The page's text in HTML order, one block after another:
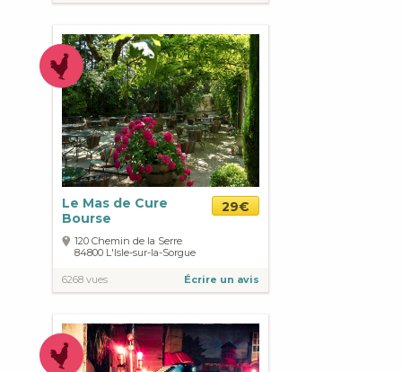
Le Mas de Cure
Bourse
29€
120 Chemin de la Serre
84800 L'Isle-sur-la-Sorgue
6268 vues Écrire un avis